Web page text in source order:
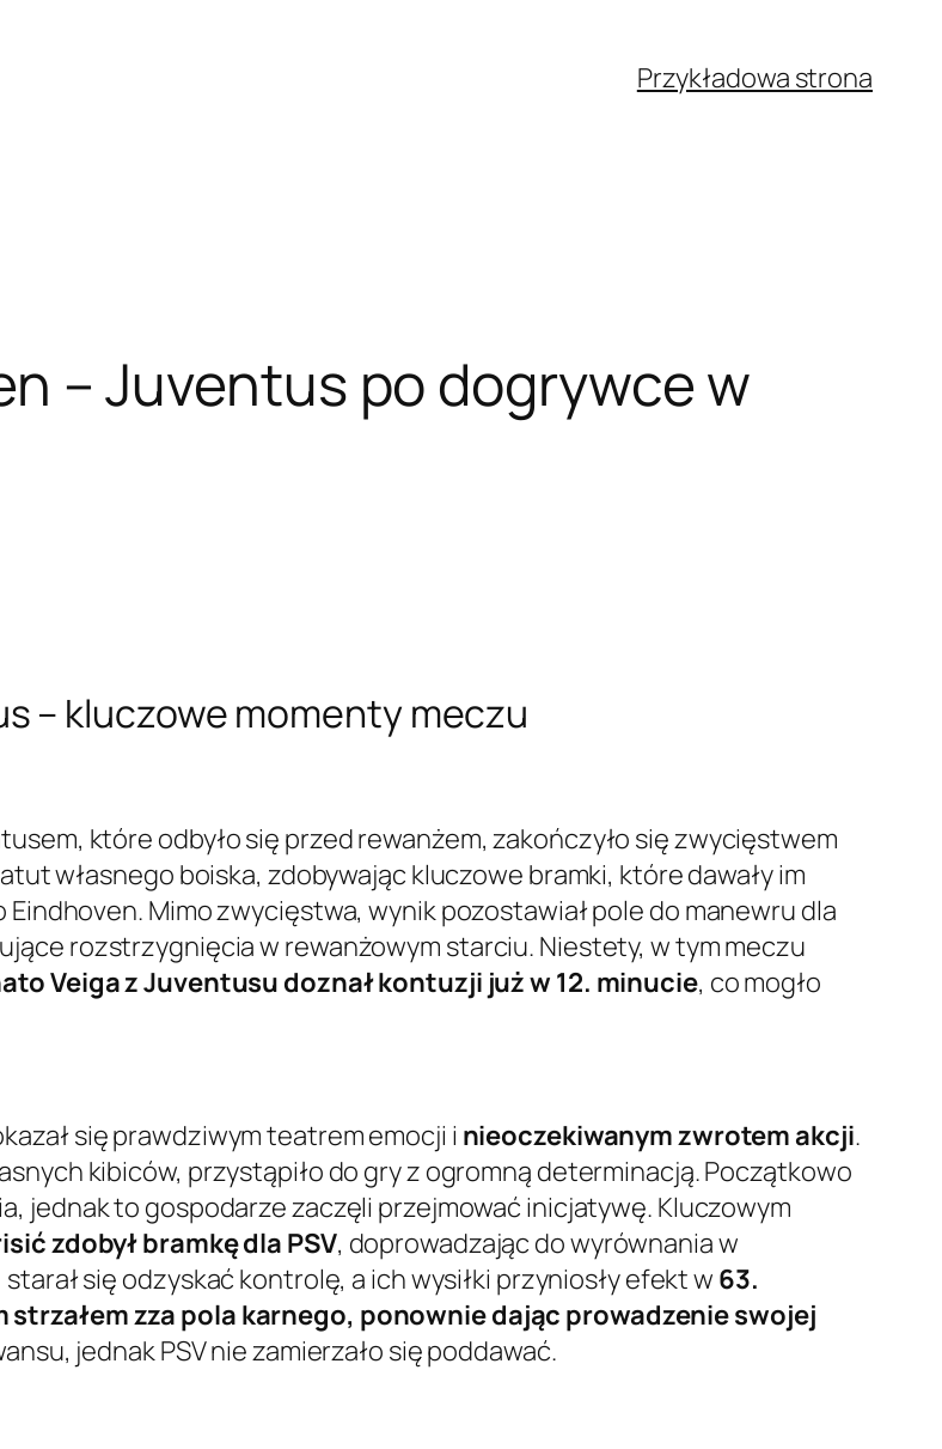
Przykładowa strona
– Juventus po dogrywce w
– kluczowe momenty meczu
które odbyło się przed rewanżem, zakończyło się zwycięstwem
własnego boiska, zdobywając kluczowe bramki, które dawały im
Mimo zwycięstwa, wynik pozostawiał pole do manewru dla
rozstrzygnięcia w rewanżowym starciu. Niestety, w tym meczu
Veiga z Juventusu doznał kontuzji już w 12. minucie, co mogło
się prawdziwym teatrem emocji i nieoczekiwanym zwrotem akcji.
kibiców, przystąpiło do gry z ogromną determinacją. Początkowo
jednak to gospodarze zaczęli przejmować inicjatywę. Kluczowym
zdobył bramkę dla PSV, doprowadzając do wyrównania w
się odzyskać kontrolę, a ich wysiłki przyniosły efekt w 63.
zza pola karnego, ponownie dając prowadzenie swojej
jednak PSV nie zamierzało się poddawać.